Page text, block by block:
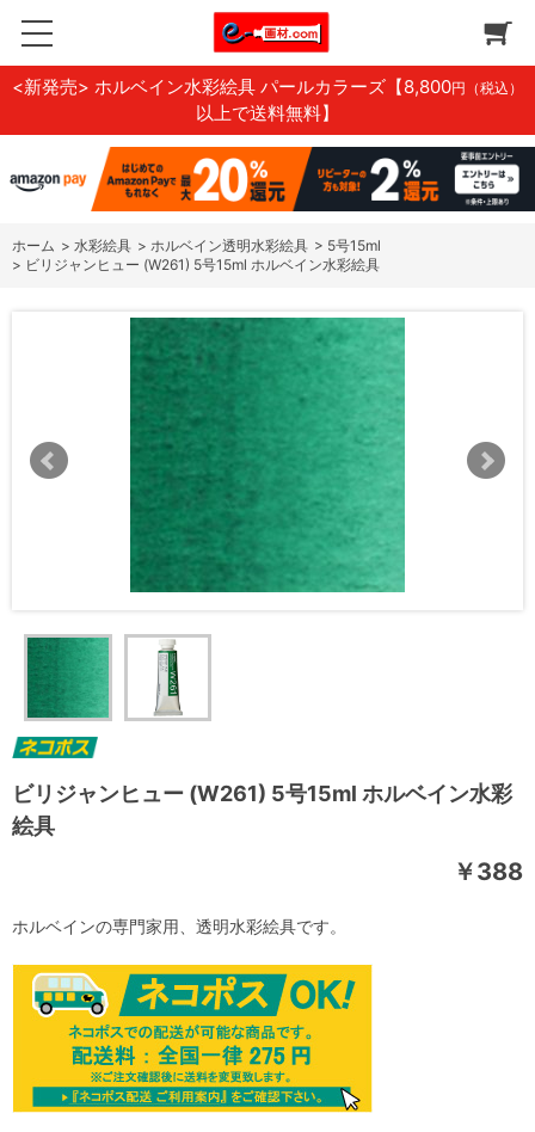
<新発売> ホルベイン水彩絵具 パールカラーズ 【8,800円（税込）
以上で送料無料】
ホーム > 水彩絵具 > ホルベイン透明水彩絵具 > 5号15ml
> ビリジャンヒュー (W261) 5号15ml ホルベイン水彩絵具
ビリジャンヒュー (W261) 5号15ml ホルベイン水彩
絵具
￥388
ホルベインの専門家用、透明水彩絵具です。